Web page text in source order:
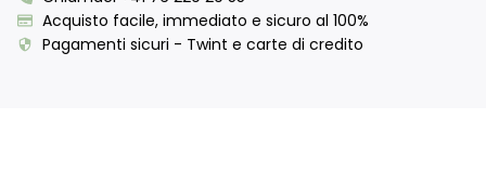
Acquisto facile, immediato e sicuro al 100%
Pagamenti sicuri - Twint e carte di credito